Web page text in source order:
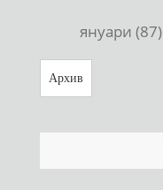
януари (87)
Архив